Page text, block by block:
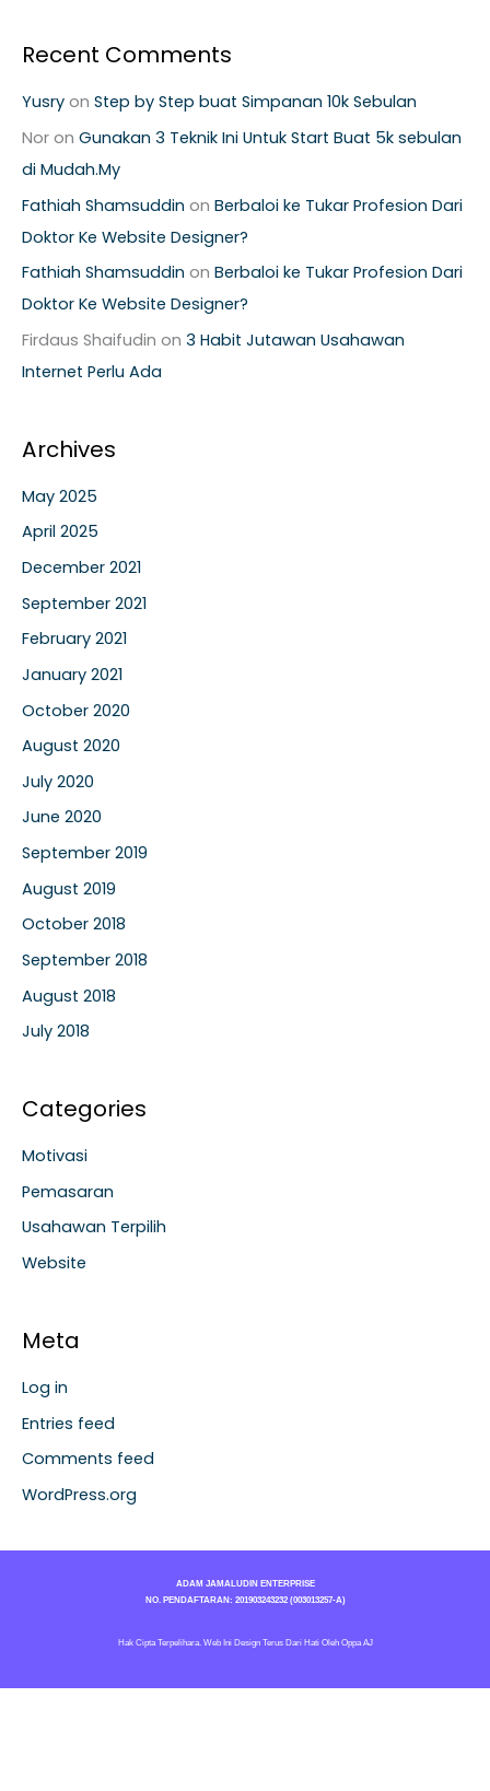
Recent Comments
Yusry on Step by Step buat Simpanan 10k Sebulan
Nor on Gunakan 3 Teknik Ini Untuk Start Buat 5k sebulan
di Mudah.My
Fathiah Shamsuddin on Berbaloi ke Tukar Profesion Dari
Doktor Ke Website Designer?
Fathiah Shamsuddin on Berbaloi ke Tukar Profesion Dari
Doktor Ke Website Designer?
Firdaus Shaifudin on 3 Habit Jutawan Usahawan
Internet Perlu Ada
Archives
May 2025
April 2025
December 2021
September 2021
February 2021
January 2021
October 2020
August 2020
July 2020
June 2020
September 2019
August 2019
October 2018
September 2018
August 2018
July 2018
Categories
Motivasi
Pemasaran
Usahawan Terpilih
Website
Meta
Log in
Entries feed
Comments feed
WordPress.org
ADAM JAMALUDIN ENTERPRISE
NO. PENDAFTARAN: 201903243232 (003013257-A)
Hak Cipta Terpelihara. Web Ini Design Terus Dari Hati Oleh Oppa AJ